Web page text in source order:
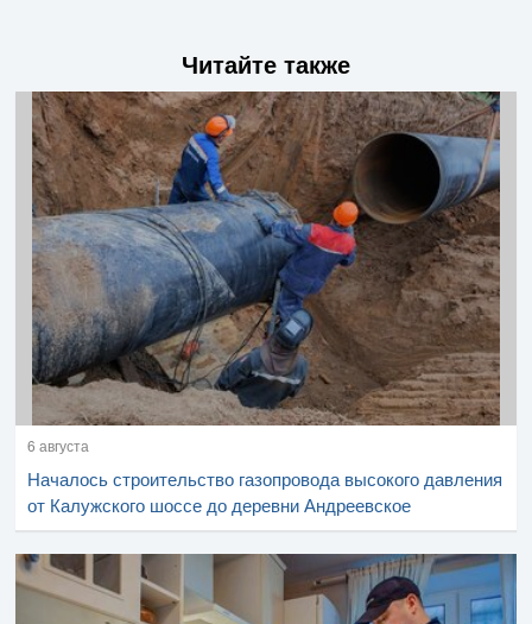
Читайте также
6 августа
Началось строительство газопровода высокого давления
от Калужского шоссе до деревни Андреевское